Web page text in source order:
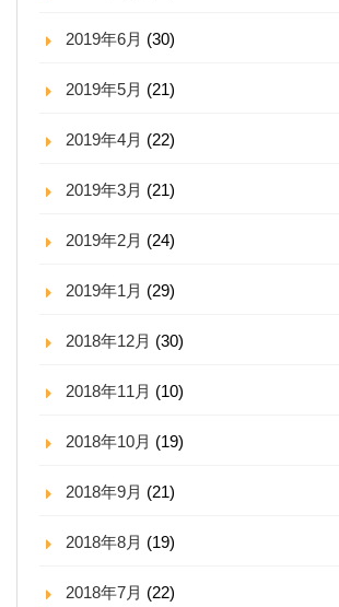
2019年6月 (30)
2019年5月 (21)
2019年4月 (22)
2019年3月 (21)
2019年2月 (24)
2019年1月 (29)
2018年12月 (30)
2018年11月 (10)
2018年10月 (19)
2018年9月 (21)
2018年8月 (19)
2018年7月 (22)